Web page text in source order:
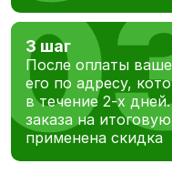
3 шаг
После оплаты
его по адресу,
в течение 2-х
заказа на
применена скидка